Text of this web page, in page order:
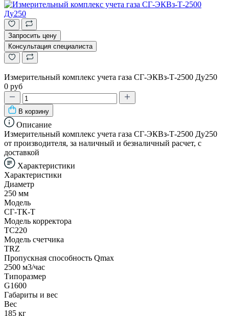
Запросить цену
Консультация специалиста
Измерительный комплекс учета газа СГ-ЭКВз-Т-2500 Ду250
0 руб
В корзину
Описание
Измерительный комплекс учета газа СГ-ЭКВз-Т-2500 Ду250
от производителя, за наличный и безналичный расчет, с
доставкой
Характеристики
Характеристики
Диаметр
250 мм
Модель
СГ-ТК-Т
Модель корректора
ТС220
Модель счетчика
TRZ
Пропускная способность Qmax
2500 м3/час
Типоразмер
G1600
Габариты и вес
Вес
185 кг